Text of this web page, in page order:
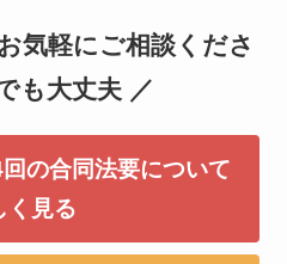
気軽にご相談くださ
も大丈夫 ／
回の合同法要について
く見る